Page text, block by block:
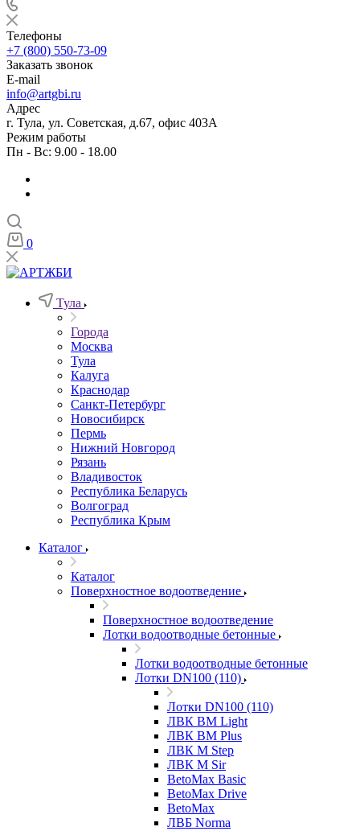
Телефоны
+7 (800) 550-73-09
Заказать звонок
E-mail
info@artgbi.ru
Адрес
г. Тула, ул. Советская, д.67, офис 403А
Режим работы
Пн - Вс: 9.00 - 18.00
0
Тула
Города
Москва
Тула
Калуга
Краснодар
Санкт-Петербург
Новосибирск
Пермь
Нижний Новгород
Рязань
Владивосток
Республика Беларусь
Волгоград
Республика Крым
Каталог
Каталог
Поверхностное водоотведение
Поверхностное водоотведение
Лотки водоотводные бетонные
Лотки водоотводные бетонные
Лотки DN100 (110)
Лотки DN100 (110)
ЛВК ВМ Light
ЛВК ВМ Plus
ЛВК М Step
ЛВК М Sir
BetoMax Basic
BetoMax Drive
BetoMax
ЛВБ Norma